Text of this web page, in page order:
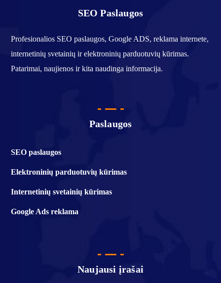
SEO Paslaugos
Profesionalios SEO paslaugos, Google ADS, reklama internete,
internetinių svetainių ir elektroninių parduotuvių kūrimas.
Patarimai, naujienos ir kita naudinga informacija.
Paslaugos
SEO paslaugos
Elektroninių parduotuvių kūrimas
Internetinių svetainių kūrimas
Google Ads reklama
Naujausi įrašai